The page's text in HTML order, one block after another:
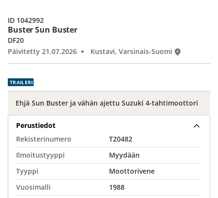
Buster Sun Buster
DF20
Päivitetty 21.07.2026
Kustavi, Varsinais-Suomi
ID 1042992
TRAILERI
Ehjä Sun Buster ja vähän ajettu Suzuki 4-tahtimoottori
Perustiedot
Rekisterinumero
T20482
Ilmoitustyyppi
Myydään
Tyyppi
Moottorivene
Vuosimalli
1988